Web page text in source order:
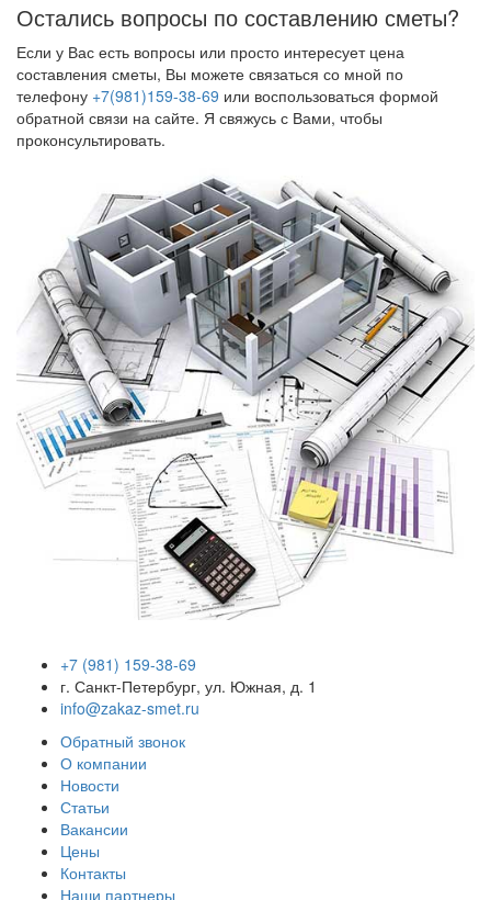
Остались вопросы по составлению сметы?
Если у Вас есть вопросы или просто интересует цена
составления сметы, Вы можете связаться со мной по
телефону +7(981)159-38-69 или воспользоваться формой
обратной связи на сайте. Я свяжусь с Вами, чтобы
проконсультировать.
+7 (981) 159-38-69
г. Санкт-Петербург, ул. Южная, д. 1
info@zakaz-smet.ru
Обратный звонок
О компании
Новости
Статьи
Вакансии
Цены
Контакты
Наши партнеры